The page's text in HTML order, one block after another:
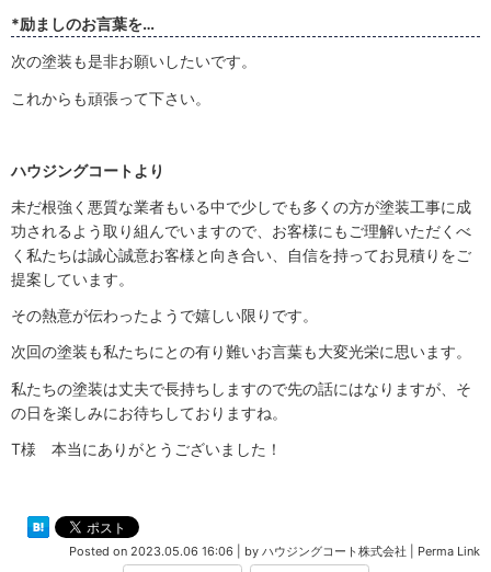
*励ましのお言葉を…
次の塗装も是非お願いしたいです。
これからも頑張って下さい。
ハウジングコートより
未だ根強く悪質な業者もいる中で少しでも多くの方が塗装工事に成
功されるよう取り組んでいますので、お客様にもご理解いただくべ
く私たちは誠心誠意お客様と向き合い、自信を持ってお見積りをご
提案しています。
その熱意が伝わったようで嬉しい限りです。
次回の塗装も私たちにとの有り難いお言葉も大変光栄に思います。
私たちの塗装は丈夫で長持ちしますので先の話にはなりますが、そ
の日を楽しみにお待ちしておりますね。
T様 本当にありがとうございました！
Posted on 2023.05.06 16:06 by ハウジングコート株式会社 Perma Link